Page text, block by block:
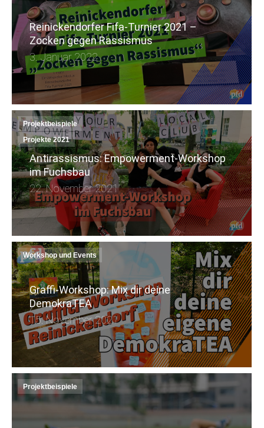
Reinickendorfer Fifa-Turnier 2021 –
Zocken gegen Rassismus
3. Januar 2022
Projektbeispiele
Projekte 2021
Antirassismus: Empowerment-Workshop
im Fuchsbau
22. November 2021
Workshop und Events
Graffi-Workshop: Mix dir deine
DemokraTEA
15. November 2021
Projektbeispiele